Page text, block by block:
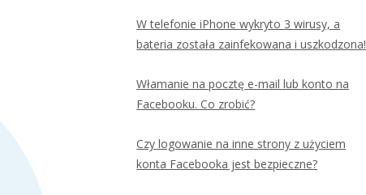
W telefonie iPhone wykryto 3 wirusy, a
bateria została zainfekowana i uszkodzona!
Włamanie na pocztę e-mail lub konto na
Facebooku. Co zrobić?
Czy logowanie na inne strony z użyciem
konta Facebooka jest bezpieczne?